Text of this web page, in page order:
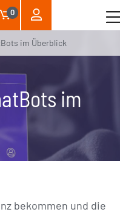
0
im Überblick
im
bekommen und die